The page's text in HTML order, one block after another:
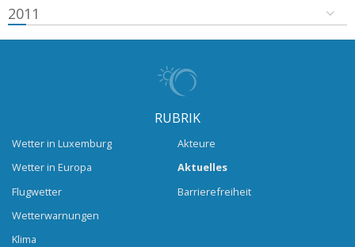
2011
RUBRIK
Wetter in Luxemburg
Wetter in Europa
Flugwetter
Wetterwarnungen
Klima
Akteure
Aktuelles
Barrierefreiheit